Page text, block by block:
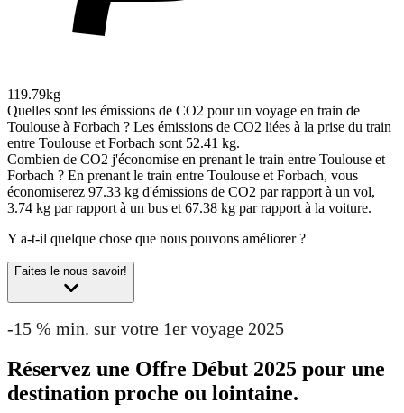
119.79kg
Quelles sont les émissions de CO2 pour un voyage en train de
Toulouse à Forbach ? Les émissions de CO2 liées à la prise du train
entre Toulouse et Forbach sont 52.41 kg.
Combien de CO2 j'économise en prenant le train entre Toulouse et
Forbach ? En prenant le train entre Toulouse et Forbach, vous
économiserez 97.33 kg d'émissions de CO2 par rapport à un vol,
3.74 kg par rapport à un bus et 67.38 kg par rapport à la voiture.
Y a-t-il quelque chose que nous pouvons améliorer ?
Faites le nous savoir!
-15 % min. sur votre 1er voyage 2025
Réservez une Offre Début 2025 pour une
destination proche ou lointaine.